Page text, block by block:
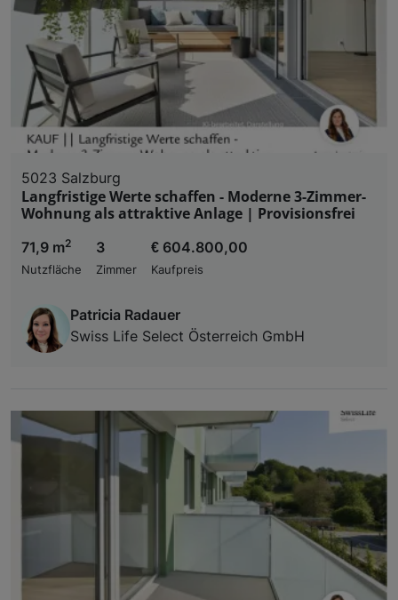
5023 Salzburg
Langfristige Werte schaffen - Moderne 3-Zimmer-
Wohnung als attraktive Anlage | Provisionsfrei
71,9 m2
Nutzfläche
3
Zimmer
€ 604.800,00
Kaufpreis
Patricia Radauer
Swiss Life Select Österreich GmbH